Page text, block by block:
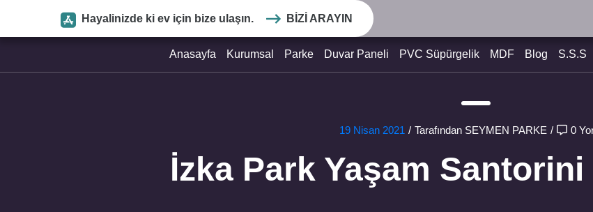
Hayalinizde ki ev için bize ulaşın. BIZI ARAYIN
Anasayfa Kurumsal Parke Duvar Paneli PVC Süpürgelik MDF Blog S.S.S
19 Nisan 2021 / Tarafından SEYMEN PARKE / 0
İzka Park Yaşam Santorini